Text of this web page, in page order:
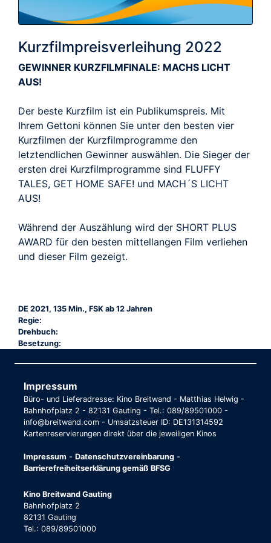
Kurzfilmpreisverleihung 2022
GEWINNER KURZFILMFINALE: MACHS LICHT
AUS!
Der beste Kurzfilm ist ein Publikumspreis. Mit
Ihrem Gettoni können Sie unter den besten vier
Kurzfilmen der Kurzfilmprogramme den
letztendlichen Gewinner auswählen. Die Sieger der
ersten drei Kurzfilmprogramme sind FLUFFY
TALES, GET HOME SAFE! und MACH´S LICHT
AUS!
Während der Auszählung wird der SHORT PLUS
AWARD für den besten mittellangen Film verliehen
und dieser Film gezeigt.
DE 2021, 135 Min., FSK ab 12 Jahren
Regie:
Drehbuch:
Besetzung:
Impressum
Büro- und Lieferadresse: Kino Breitwand - Matthias Helwig -
Bahnhofplatz 2 - 82131 Gauting - Tel.: 089/89501000 -
info@breitwand.com - Umsatzsteuer ID: DE131314592
Kartenreservierungen direkt über die jeweiligen Kinos
Impressum - Datenschutzvereinbarung -
Barrierefreiheitserklärung gemäß BFSG
Kino Breitwand Gauting
Bahnhofplatz 2
82131 Gauting
Tel.: 089/89501000